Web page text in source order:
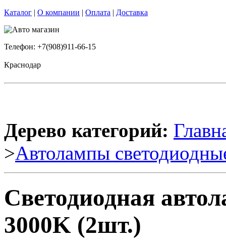
Каталог | О компании | Оплата | Доставка
Телефон: +7(908)911-66-15
Краснодар
Дерево категорий:
>Автолампы
Светодиодная
3000K (2шт.)